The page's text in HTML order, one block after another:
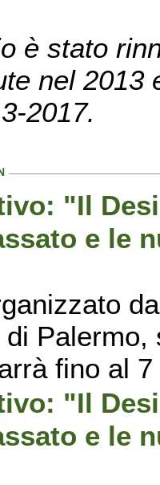
è stato
nel 2013
2017.
"Il
e le
fino al
"Il
e le